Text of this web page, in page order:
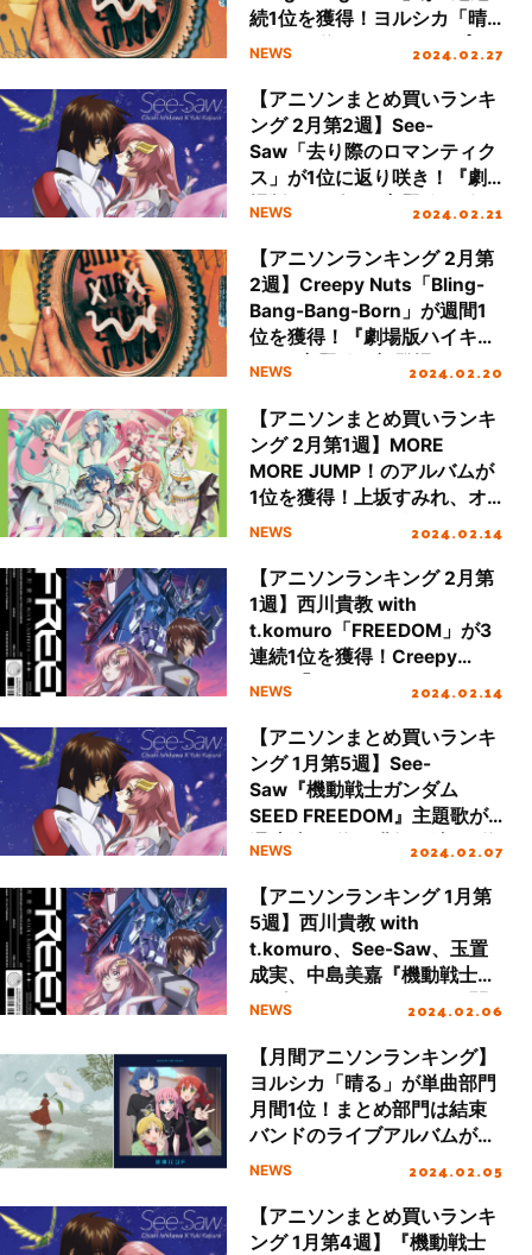
続1位を獲得！ヨルシカ「晴
る」が2位へランクアップ
NEWS 2024.02.27
【アニソンまとめ買いランキ
ング 2月第2週】See-
Saw「去り際のロマンティク
ス」が1位に返り咲き！『劇
場版ガンダム』主題歌が引き
NEWS 2024.02.21
【アニソンランキング 2月第
2週】Creepy Nuts「Bling-
Bang-Bang-Born」が週間1
位を獲得！『劇場版ハイキュ
ー!!』主題歌が初登場
NEWS 2024.02.20
【アニソンまとめ買いランキ
ング 2月第1週】MORE
MORE JUMP！のアルバムが
1位を獲得！上坂すみれ、オ
ーイシマサヨシが初登場ラン
NEWS 2024.02.14
【アニソンランキング 2月第
1週】西川貴教 with
t.komuro「FREEDOM」が3
連続1位を獲得！Creepy
Nuts「Bling-Bang-Bang-
NEWS 2024.02.14
【アニソンまとめ買いランキ
ング 1月第5週】See-
Saw『機動戦士ガンダム
SEED FREEDOM』主題歌が2
週連続の1位を獲得！続く2位
NEWS 2024.02.07
【アニソンランキング 1月第
5週】西川貴教 with
t.komuro、See-Saw、玉置
成実、中島美嘉『機動戦士ガ
ンダムSEED FREEDOM』関
NEWS 2024.02.06
【月間アニソンランキング】
ヨルシカ「晴る」が単曲部門
月間1位！まとめ部門は結束
バンドのライブアルバムが月
間1位を獲得（集計期間：1/1
NEWS 2024.02.05
【アニソンまとめ買いランキ
ング 1月第4週】『機動戦士